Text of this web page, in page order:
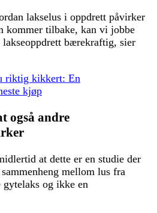
lakselus i oppdrett påvirker
kommer tilbake, kan vi jobbe
bærekraftig, sier
riktig kikkert: En
kjøp
også andre
at dette er en studie der
mellom lus fra
gytelaks og ikke en